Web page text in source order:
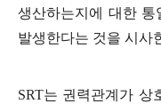
생산하는지에 대한
발생한다는 것을 시사
SRT는 권력관계가 상